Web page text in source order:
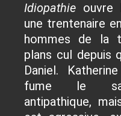
Idiopathie ouvre
une trentenaire
hommes de la
plans cul depuis
Daniel.
fume le
antipathique,